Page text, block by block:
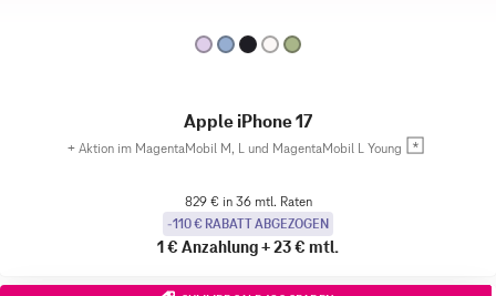
Apple iPhone 17
+ Aktion im MagentaMobil M, L und MagentaMobil L Young
829 € in 36 mtl. Raten
-110 € RABATT ABGEZOGEN
1 € Anzahlung+23 € mtl.